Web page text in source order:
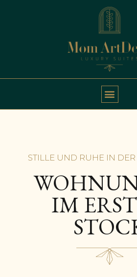
STILLE UND RUHE IN
IM